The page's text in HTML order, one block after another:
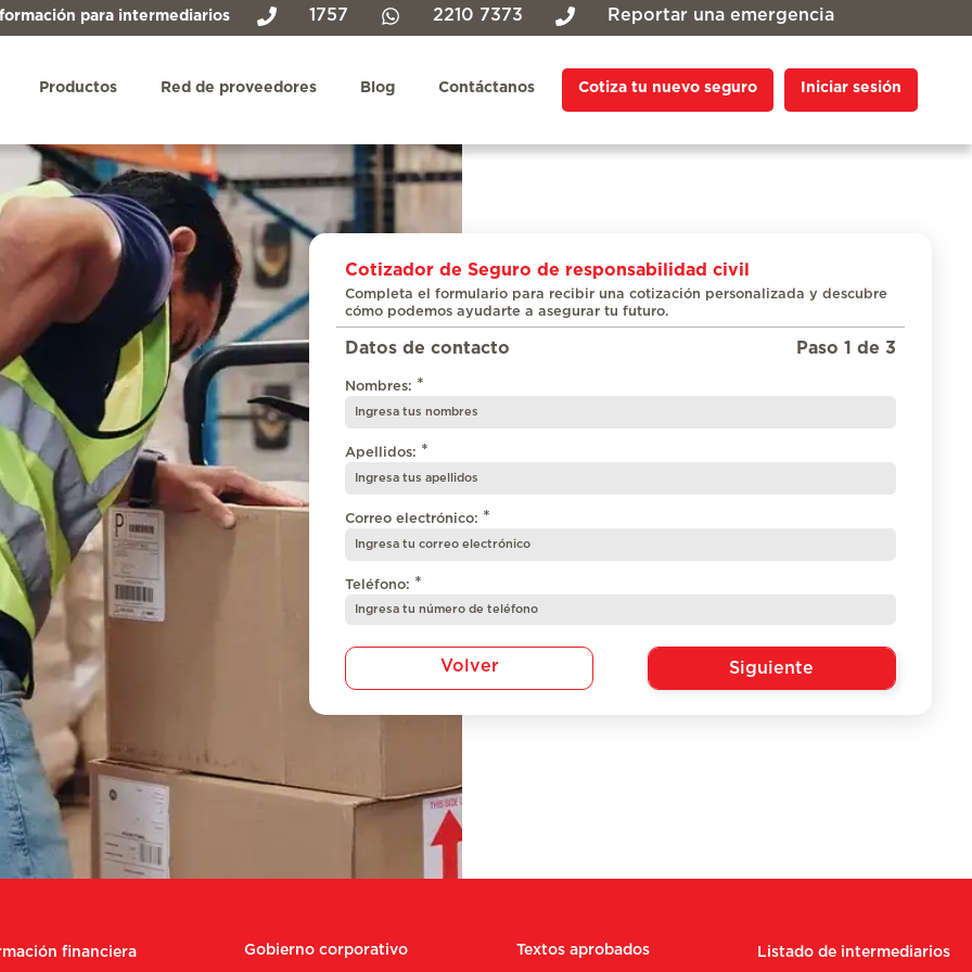
para intermediarios 1757 2210 7373 Reportar una emergencia
Productos Red de proveedores Blog Contáctanos Cotiza tu nuevo seguro Iniciar sesión
Cotizador de Seguro de responsabilidad civil
Completa el formulario para recibir una cotización personalizada y descubre
cómo podemos ayudarte a asegurar tu futuro.
Datos de contacto Paso 1 de 3
Nombres: *
Apellidos: *
Correo electrónico: *
Teléfono: *
Volver Siguiente
financiera Gobierno corporativo Textos aprobados Listado de intermediarios